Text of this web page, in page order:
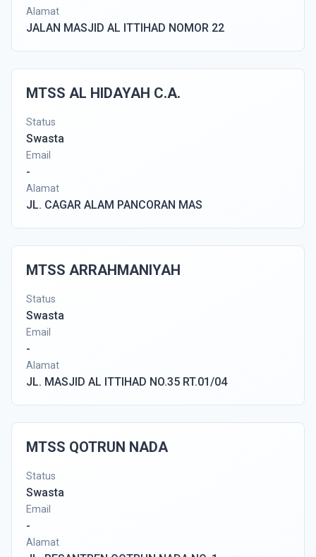
Alamat
JALAN MASJID AL ITTIHAD NOMOR 22
MTSS AL HIDAYAH C.A.
Status
Swasta
Email
-
Alamat
JL. CAGAR ALAM PANCORAN MAS
MTSS ARRAHMANIYAH
Status
Swasta
Email
-
Alamat
JL. MASJID AL ITTIHAD NO.35 RT.01/04
MTSS QOTRUN NADA
Status
Swasta
Email
-
Alamat